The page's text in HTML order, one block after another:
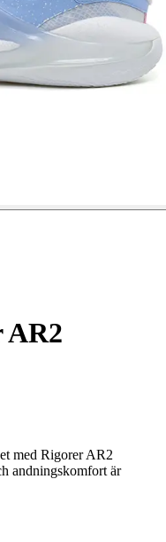
AR2
med Rigorer AR2
andningskomfort är